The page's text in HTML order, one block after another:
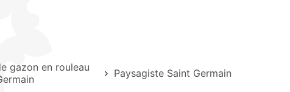
gazon en rouleau
Paysagiste Saint Germain